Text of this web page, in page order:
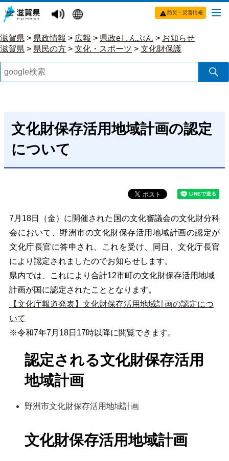
防災・災害情報
滋賀県 > 県政情報 > 広報 > 県政eしんぶん > お知らせ
滋賀県 > 県民の方 > 文化・スポーツ > 文化財保護
文化財保存活用地域計画の認定
について
7月18日（金）に開催された国の文化審議会の文化財分科
会において、野洲市の文化財保存活用地域計画の認定が
文化庁長官に答申され、これを受け、同日、文化庁長官
により認定されましたのでお知らせします。
県内では、これにより合計12市町の文化財保存活用地域
計画が国に認定されたこととなります。
【文化庁報道発表】文化財保存活用地域計画の認定につ
いて
※令和7年7月18日17時以降に閲覧できます。
認定される文化財保存活用
地域計画
野洲市文化財保存活用地域計画
文化財保存活用地域計画